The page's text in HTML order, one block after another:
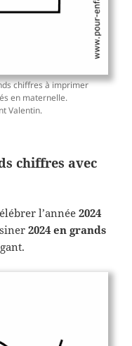
chiffres à imprimer
en maternelle.
Valentin.
chiffres avec
l’année2024
2024 en grands